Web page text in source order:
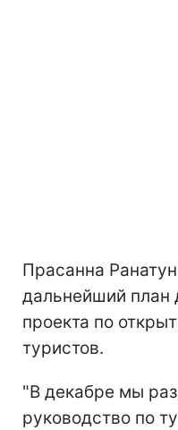
Прасанна
дальнейший план
проекта по
туристов.
"В декабре мы
руководство по